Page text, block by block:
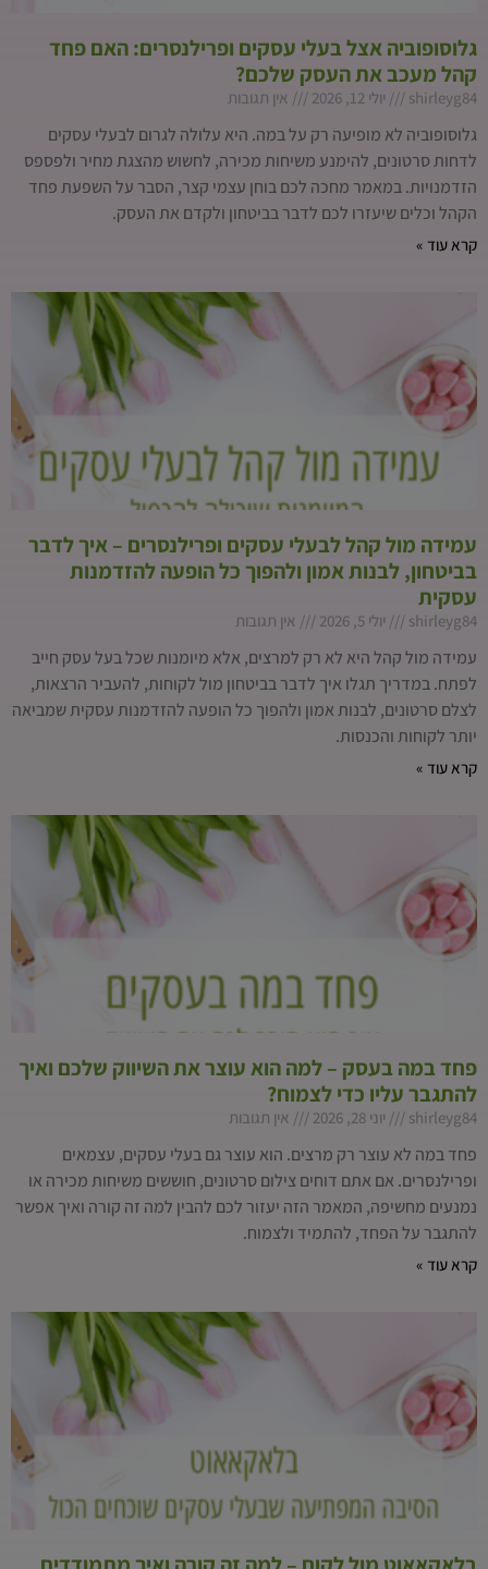
גלוסופוביה אצל בעלי עסקים ופרילנסרים: האם פחד
קהל מעכב את העסק שלכם?
shirleyg84 יולי 12, 2026 אין תגובות
גלוסופוביה לא מופיעה רק על במה. היא עלולה לגרום לבעלי עסקים
לדחות סרטונים, להימנע משיחות מכירה, לחשוש מהצגת מחיר ולפספס
הזדמנויות. במאמר מחכה לכם בוחן עצמי קצר, הסבר על השפעת פחד
הקהל וכלים שיעזרו לכם לדבר בביטחון ולקדם את העסק.
קרא עוד »
עמידה מול קהל לבעלי עסקים ופרילנסרים – איך לדבר
בביטחון, לבנות אמון ולהפוך כל הופעה להזדמנות
עסקית
shirleyg84 יולי 5, 2026 אין תגובות
עמידה מול קהל היא לא רק למרצים, אלא מיומנות שכל בעל עסק חייב
לפתח. במדריך תגלו איך לדבר בביטחון מול לקוחות, להעביר הרצאות,
לצלם סרטונים, לבנות אמון ולהפוך כל הופעה להזדמנות עסקית שמביאה
יותר לקוחות והכנסות.
קרא עוד »
פחד במה בעסק – למה הוא עוצר את השיווק שלכם ואיך
להתגבר עליו כדי לצמוח?
shirleyg84 יוני 28, 2026 אין תגובות
פחד במה לא עוצר רק מרצים. הוא עוצר גם בעלי עסקים, עצמאים
ופרילנסרים. אם אתם דוחים צילום סרטונים, חוששים משיחות מכירה או
נמנעים מחשיפה, המאמר הזה יעזור לכם להבין למה זה קורה ואיך אפשר
להתגבר על הפחד, להתמיד ולצמוח.
קרא עוד »